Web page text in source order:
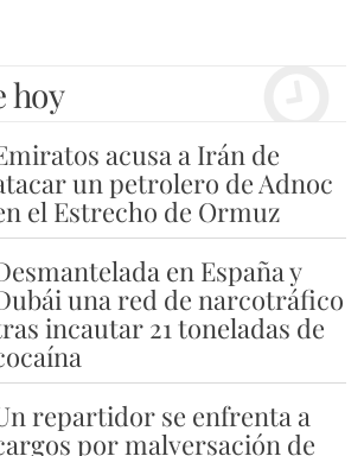
hoy
acusa a Irán de
un petrolero de Adnoc
el Estrecho de Ormuz
en España y
una red de narcotráfico
incautar 21 toneladas de
repartidor se enfrenta a
por malversación de